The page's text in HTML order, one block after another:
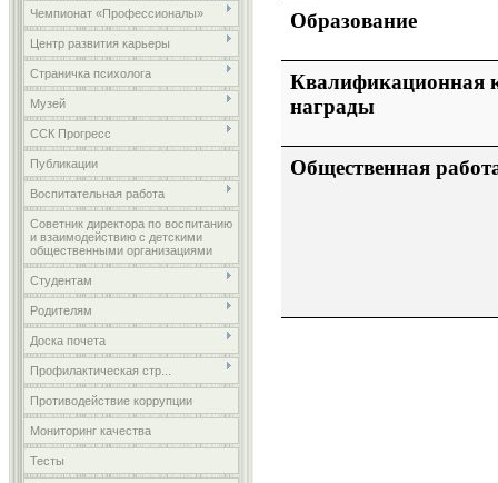
Чемпионат «Профессионалы»
Центр развития карьеры
Страничка психолога
Музей
ССК Прогресс
Публикации
Воспитательная работа
Советник директора по воспитанию
и взаимодействию с детскими
общественными организациями
Студентам
Родителям
Доска почета
Профилактическая стр...
Противодействие коррупции
Мониторинг качества
Тесты
Образование
Квалификационная
награды
Общественная